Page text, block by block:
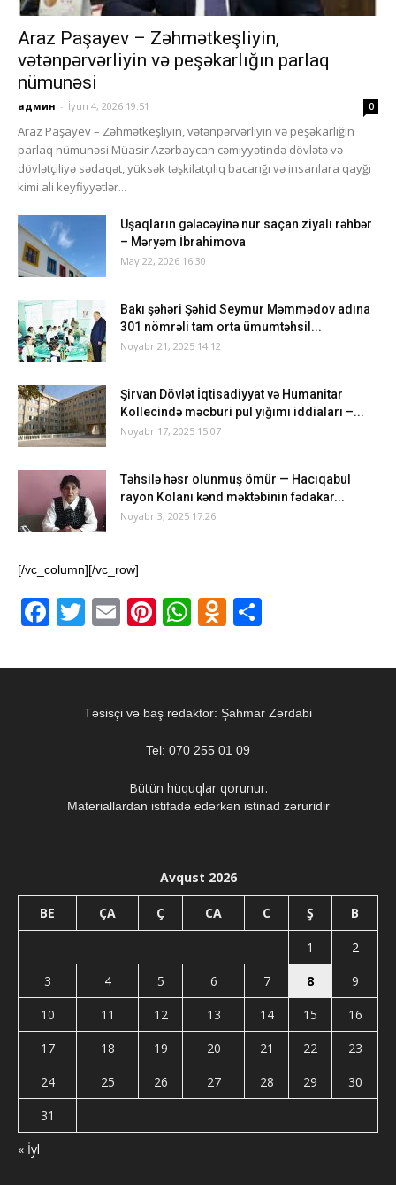
Araz Paşayev – Zəhmətkeşliyin,
vətənpərvərliyin və peşəkarlığın parlaq
nümunəsi
админ - İyun 4, 2026 19:51 0
Araz Paşayev – Zəhmətkeşliyin, vətənpərvərliyin və peşəkarlığın
parlaq nümunəsi Müasir Azərbaycan cəmiyyətində dövlətə və
dövlətçiliyə sədaqət, yüksək təşkilatçılıq bacarığı və insanlara qayğı
kimi ali keyfiyyətlər...
Uşaqların gələcəyinə nur saçan ziyalı rəhbər
– Məryəm İbrahimova
May 22, 2026 16:30
Bakı şəhəri Şəhid Seymur Məmmədov adına
301 nömrəli tam orta ümumtəhsil...
Noyabr 21, 2025 14:12
Şirvan Dövlət İqtisadiyyat və Humanitar
Kollecində məcburi pul yığımı iddiaları –...
Noyabr 17, 2025 15:07
Təhsilə həsr olunmuş ömür — Hacıqabul
rayon Kolanı kənd məktəbinin fədakar...
Noyabr 3, 2025 17:26
[/vc_column][/vc_row]
Facebook
Twitter
EmailPinterest
WhatsApp
Təsisçi və baş redaktor: Şahmar Zərdabi
Tel: 070 255 01 09
Bütün hüquqlar qorunur.
Materiallardan istifadə edərkən istinad zəruridir
Avqust 2026
BE ÇA Ç CA C Ş B
« İyl
1
2
3
4 5 6 7 8
9
10
11 12 13 14 15
16
17
18 19 20 21 22
23
24
25 26 27 28 29
30
31